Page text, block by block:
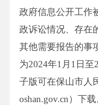
政府信息公开工作
政诉讼情况、存在
其他需要报告的事
为2024年1月1日至
子版可在保山市人
oshan.gov.cn）下